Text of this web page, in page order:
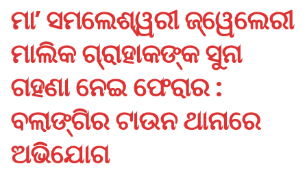
ମା’ ସମଲେଶ୍ୱରୀ ଜ୍ୱେଲେରୀ
ମାଲିକ ଗ୍ରାହାକଙ୍କ ସୁନା
ଗହଣା ନେଇ ଫେରାର :
ବଲାଙ୍ଗିର ଟାଉନ ଥାନାରେ
ଅଭିଯୋଗ